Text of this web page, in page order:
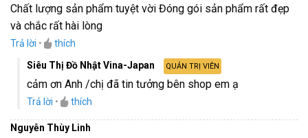
Được xếp
hạng5
5
Chất lượng sản phẩm tuyệt vời Đóng gói sản phẩm rất đẹp
và chắc rất hài lòng
Trả lời •
thích
Siêu Thị Đồ Nhật Vina-Japan
QUẢN TRỊ VIÊN
cảm ơn Anh /chị đã tin tưởng bên shop em ạ
Trả lời • thích
Nguyễn Thùy Linh